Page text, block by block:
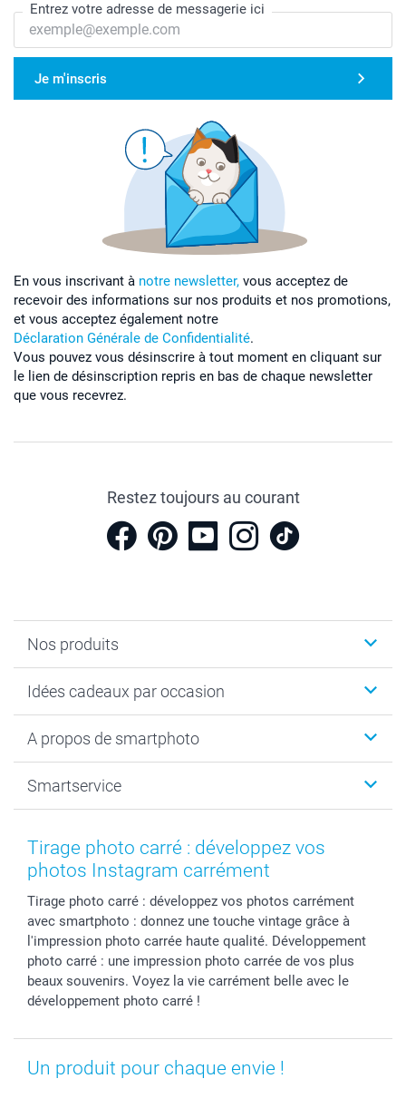
Entrez votre adresse de messagerie ici
Je m'inscris
En vous inscrivant à notre newsletter, vous acceptez de
recevoir des informations sur nos produits et nos promotions,
et vous acceptez également notre
Déclaration Générale de Confidentialité.
Vous pouvez vous désinscrire à tout moment en cliquant sur
le lien de désinscription repris en bas de chaque newsletter
que vous recevrez.
Restez toujours au courant
Nos produits
Calendrier photo & Agenda photo
Tirage photo & agrandissement
Faire-part & Cartes
Coques smartphone
Stickers & Etiquettes
Dénicheur d'idées cadeau
Idées cadeaux par occasion
Anniversaire
Naissance & baptême
Fête des Mères
Fête des Pères
Baptême
Toussaint
Rentrée des classes
Saint-Valentin
Vacances
A propos de smartphoto
Plan du site
Droit de rétraction
Plaintes
Gestion des cookies
Tarifs
Partenariats & Influence
Investisseurs
Smartservice
Aide
smartbonus
Livraison
Modes de paiement
Grandes quantités
Statut de ma commande
Tirage photo carré : développez vos
photos Instagram carrément
Tirage photo carré : développez vos photos carrément
avec smartphoto : donnez une touche vintage grâce à
l'impression photo carrée haute qualité. Développement
photo carré : une impression photo carrée de vos plus
beaux souvenirs. Voyez la vie carrément belle avec le
développement photo carré !
Un produit pour chaque envie !